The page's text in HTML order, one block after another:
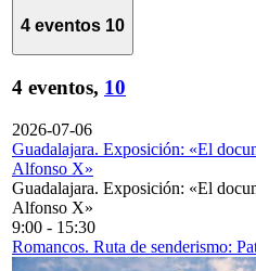
4 eventos 10
4 eventos, 10
2026-07-06
Guadalajara. Exposición: «El
Alfonso X»
Guadalajara. Exposición: «El
Alfonso X»
9:00 - 15:30
Romancos. Ruta de senderismo: